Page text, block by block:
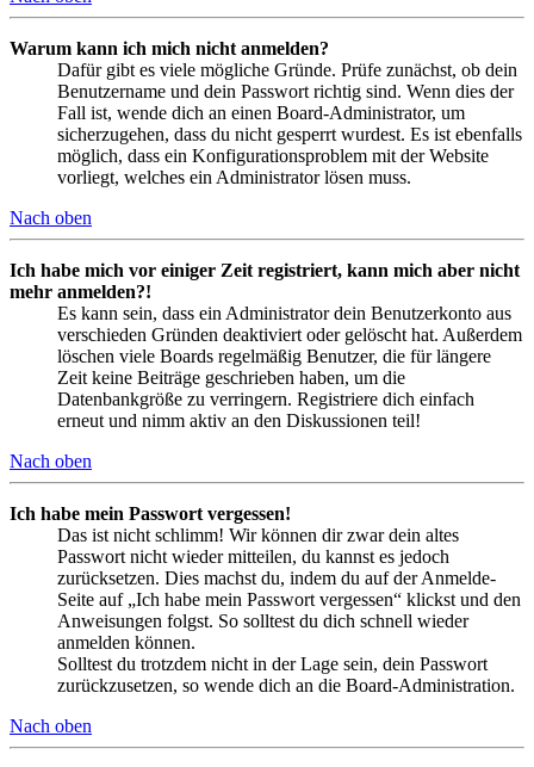
Warum kann ich mich nicht anmelden?
Dafür gibt es viele mögliche Gründe. Prüfe zunächst, ob dein
Benutzername und dein Passwort richtig sind. Wenn dies der
Fall ist, wende dich an einen Board-Administrator, um
sicherzugehen, dass du nicht gesperrt wurdest. Es ist ebenfalls
möglich, dass ein Konfigurationsproblem mit der Website
vorliegt, welches ein Administrator lösen muss.
Nach oben
Ich habe mich vor einiger Zeit registriert, kann mich aber nicht
mehr anmelden?!
Es kann sein, dass ein Administrator dein Benutzerkonto aus
verschieden Gründen deaktiviert oder gelöscht hat. Außerdem
löschen viele Boards regelmäßig Benutzer, die für längere
Zeit keine Beiträge geschrieben haben, um die
Datenbankgröße zu verringern. Registriere dich einfach
erneut und nimm aktiv an den Diskussionen teil!
Nach oben
Ich habe mein Passwort vergessen!
Das ist nicht schlimm! Wir können dir zwar dein altes
Passwort nicht wieder mitteilen, du kannst es jedoch
zurücksetzen. Dies machst du, indem du auf der Anmelde-
Seite auf „Ich habe mein Passwort vergessen“ klickst und den
Anweisungen folgst. So solltest du dich schnell wieder
anmelden können.
Solltest du trotzdem nicht in der Lage sein, dein Passwort
zurückzusetzen, so wende dich an die Board-Administration.
Nach oben